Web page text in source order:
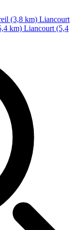
(3,8 km) Liancourt
km) Liancourt (5,4